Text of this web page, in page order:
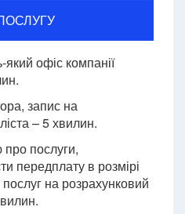
офіс компанії
запис на
– 5 хвилин.
послуги,
передплату в розмірі
на розрахунковий